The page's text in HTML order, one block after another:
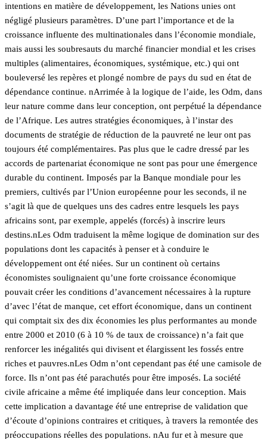
intentions en matière de développement, les Nations unies ont
négligé plusieurs paramètres. D’une part l’importance et de la
croissance influente des multinationales dans l’économie mondiale,
mais aussi les soubresauts du marché financier mondial et les crises
multiples (alimentaires, économiques, systémique, etc.) qui ont
bouleversé les repères et plongé nombre de pays du sud en état de
dépendance continue. nArrimée à la logique de l’aide, les Odm, dans
leur nature comme dans leur conception, ont perpétué la dépendance
de l’Afrique. Les autres stratégies économiques, à l’instar des
documents de stratégie de réduction de la pauvreté ne leur ont pas
toujours été complémentaires. Pas plus que le cadre dressé par les
accords de partenariat économique ne sont pas pour une émergence
durable du continent. Imposés par la Banque mondiale pour les
premiers, cultivés par l’Union européenne pour les seconds, il ne
s’agit là que de quelques uns des cadres entre lesquels les pays
africains sont, par exemple, appelés (forcés) à inscrire leurs
destins.nLes Odm traduisent la même logique de domination sur des
populations dont les capacités à penser et à conduire le
développement ont été niées. Sur un continent où certains
économistes soulignaient qu’une forte croissance économique
pouvait créer les conditions d’avancement nécessaires à la rupture
d’avec l’état de manque, cet effort économique, dans un continent
qui comptait six des dix économies les plus performantes au monde
entre 2000 et 2010 (6 à 10 % de taux de croissance) n’a fait que
renforcer les inégalités qui divisent et élargissent les fossés entre
riches et pauvres.nLes Odm n’ont cependant pas été une camisole de
force. Ils n’ont pas été parachutés pour être imposés. La société
civile africaine a même été impliquée dans leur conception. Mais
cette implication a davantage été une entreprise de validation que
d’écoute d’opinions contraires et critiques, à travers la remontée des
préoccupations réelles des populations. nAu fur et à mesure que